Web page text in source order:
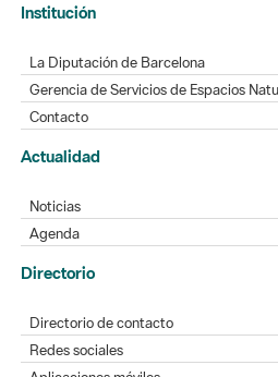
Institución
La Diputación de Barcelona
Gerencia de Servicios de Espacios
Contacto
Actualidad
Noticias
Agenda
Directorio
Directorio de contacto
Redes sociales